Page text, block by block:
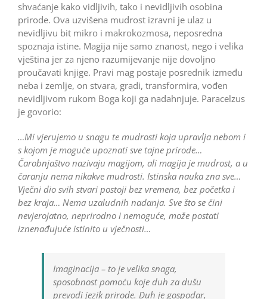
shvaćanje kako vidljivih, tako i nevidljivih osobina
prirode. Ova uzvišena mudrost izravni je ulaz u
nevidljivu bit mikro i makrokozmosa, neposredna
spoznaja istine. Magija nije samo znanost, nego i velika
vještina jer za njeno razumijevanje nije dovoljno
proučavati knjige. Pravi mag postaje posrednik između
neba i zemlje, on stvara, gradi, transformira, vođen
nevidljivom rukom Boga koji ga nadahnjuje. Paracelzus
je govorio:
…Mi vjerujemo u snagu te mudrosti koja upravlja nebom i
s kojom je moguće upoznati sve tajne prirode…
Čarobnjaštvo nazivaju magijom, ali magija je mudrost, a u
čaranju nema nikakve mudrosti. Istinska nauka zna sve…
Vječni dio svih stvari postoji bez vremena, bez početka i
bez kraja… Nema uzaludnih nadanja. Sve što se čini
nevjerojatno, neprirodno i nemoguće, može postati
iznenađujuće istinito u vječnosti…
Imaginacija – to je velika snaga,
sposobnost pomoću koje duh za dušu
prevodi jezik prirode. Duh je gospodar,